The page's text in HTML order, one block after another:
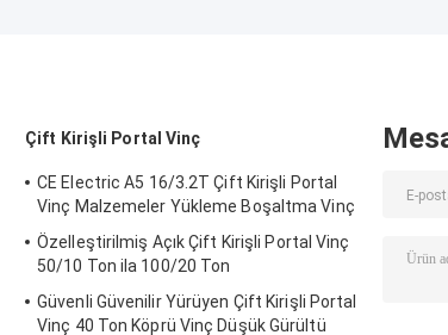
Çift Kirişli Portal Vinç
CE Electric A5 16/3.2T Çift Kirişli Portal
Vinç Malzemeler Yükleme Boşaltma Vinç
Özelleştirilmiş Açık Çift Kirişli Portal Vinç
50/10 Ton ila 100/20 Ton
Güvenli Güvenilir Yürüyen Çift Kirişli Portal
Vinç 40 Ton Köprü Vinç Düşük Gürültü